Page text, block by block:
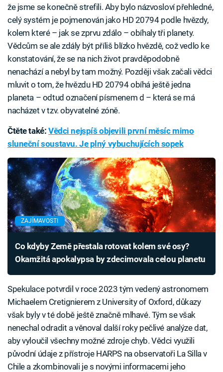
že jsme se konečně strefili. Aby bylo názvosloví přehledné,
celý systém je pojmenován jako HD 20794 podle hvězdy,
kolem které – jak se zprvu zdálo – obíhaly tři planety.
Vědcům se ale zdály být příliš blízko hvězdě, což vedlo ke
konstatování, že se na nich život pravděpodobně
nenachází a nebyl by tam možný. Později však začali vědci
mluvit o tom, že hvězdu HD 20794 obíhá ještě jedna
planeta – odtud označení písmenem d – která se má
nacházet v tzv. obyvatelné zóně.
Čtěte také: Vědci nejspíš objevili první měsíc mimo
sluneční soustavu. Je plný vybuchujících sopek
ZAJÍMAVOSTI
Co kdyby Země přestala rotovat kolem své osy?
Okamžitá apokalypsa by zdecimovala celou planetu
Spekulace potvrdil v roce 2023 tým vedený astronomem
Michaelem Cretignierem z University of Oxford, důkazy
však byly v té době ještě značně mlhavé. Tým se však
nenechal odradit a věnoval další roky pečlivé analýze dat,
aby vyloučil všechny možné zdroje chyb. Vědci využili
původní údaje z přístroje HARPS na observatoři La Silla v
Chile a zkombinovali je s novými informacemi jeho